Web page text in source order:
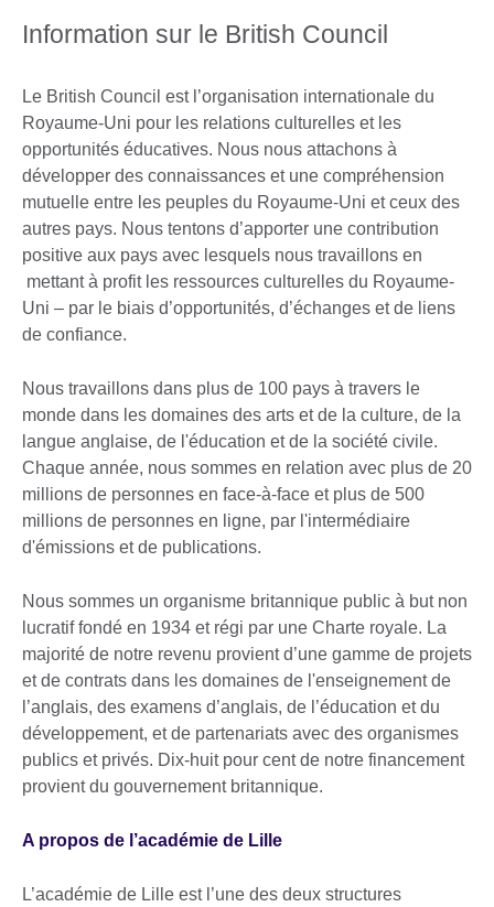
Information sur le British Council
Le British Council est l’organisation internationale du
Royaume-Uni pour les relations culturelles et les
opportunités éducatives. Nous nous attachons à
développer des connaissances et une compréhension
mutuelle entre les peuples du Royaume-Uni et ceux des
autres pays. Nous tentons d’apporter une contribution
positive aux pays avec lesquels nous travaillons en
mettant à profit les ressources culturelles du Royaume-
Uni – par le biais d’opportunités, d’échanges et de liens
de confiance.
Nous travaillons dans plus de 100 pays à travers le
monde dans les domaines des arts et de la culture, de la
langue anglaise, de l'éducation et de la société civile.
Chaque année, nous sommes en relation avec plus de 20
millions de personnes en face-à-face et plus de 500
millions de personnes en ligne, par l'intermédiaire
d'émissions et de publications.
Nous sommes un organisme britannique public à but non
lucratif fondé en 1934 et régi par une Charte royale. La
majorité de notre revenu provient d’une gamme de projets
et de contrats dans les domaines de l'enseignement de
l’anglais, des examens d’anglais, de l’éducation et du
développement, et de partenariats avec des organismes
publics et privés. Dix-huit pour cent de notre financement
provient du gouvernement britannique.
A propos de l’académie de Lille
L’académie de Lille est l’une des deux structures